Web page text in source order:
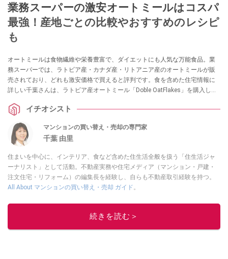
業務スーパーの激安オートミールはコスパ
最強！産地ごとの比較やおすすめのレシピ
も
オートミールは食物繊維や栄養豊富で、ダイエットにも人気な万能食品。業
務スーパーでは、ラトビア産・カナダ産・リトアニア産のオートミールが販
売されており、どれも激安価格で買えると評判です。食を含めた住宅情報に
詳しい千葉さんは、ラトビア産オートミール「Doble OatFlakes」を購入して
イチオシスト
マンションの買い替え・売却の専門家
千葉 由里
住まいを中心に、インテリア、食など含めた住生活全般を扱う「住生活ジャ
ーナリスト」として活動。不動産実務や住宅メディア（マンション・戸建・
注文住宅・リフォーム）の編集長を経験し、自らも不動産取引経験を持つ。
All About マンションの買い替え・売却 ガイド。
このイチオシストの他の記事を読む
続きを読む＞